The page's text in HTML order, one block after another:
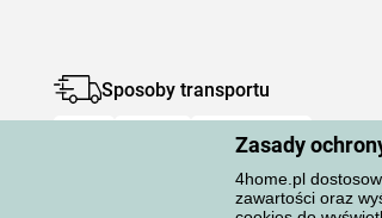
Zasady
4home.pl
zawartości oraz
Sposoby transportu